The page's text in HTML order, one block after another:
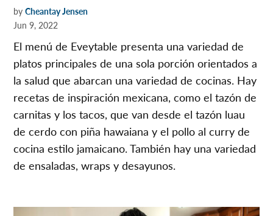
by Cheantay Jensen
Jun 9, 2022
El menú de Eveytable presenta una variedad de
platos principales de una sola porción orientados a
la salud que abarcan una variedad de cocinas. Hay
recetas de inspiración mexicana, como el tazón de
carnitas y los tacos, que van desde el tazón luau
de cerdo con piña hawaiana y el pollo al curry de
cocina estilo jamaicano. También hay una variedad
de ensaladas, wraps y desayunos.